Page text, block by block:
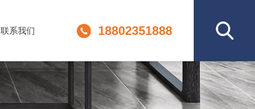
联系我们 18802351888